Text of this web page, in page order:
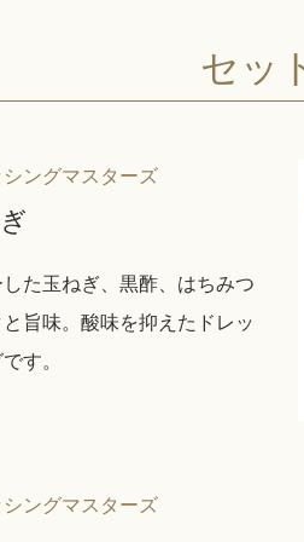
セッ
シングマスターズ
した玉ねぎ、黒酢、はちみつ
旨味。酸味を抑えたドレッ
す。
シングマスターズ